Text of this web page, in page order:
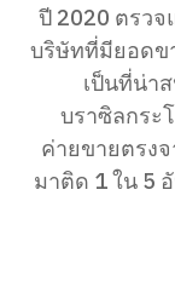
ปี 2020 ตรว
บริษัทที่มียอดข
เป็นที่น่า
บราซิลกระ
ค่ายขายตรง
มาติด 1 ใน 5